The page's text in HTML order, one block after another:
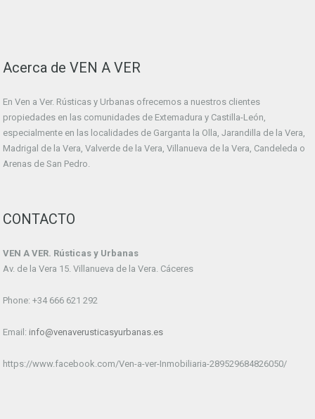
Acerca de VEN A VER
En Ven a Ver. Rústicas y Urbanas ofrecemos a nuestros clientes
propiedades en las comunidades de Extemadura y Castilla-León,
especialmente en las localidades de Garganta la Olla, Jarandilla de la Vera,
Madrigal de la Vera, Valverde de la Vera, Villanueva de la Vera, Candeleda o
Arenas de San Pedro.
CONTACTO
VEN A VER. Rústicas y Urbanas
Av. de la Vera 15. Villanueva de la Vera. Cáceres
Phone: +34 666 621 292
Email: info@venaverusticasyurbanas.es
https://www.facebook.com/Ven-a-ver-Inmobiliaria-289529684826050/